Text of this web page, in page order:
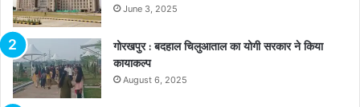
June 3, 2025
गोरखपुर : बदहाल चिलुआताल का योगी सरकार ने किया
कायाकल्प
August 6, 2025